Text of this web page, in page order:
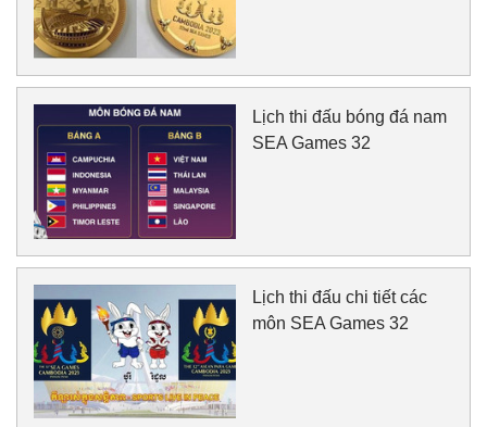
Lịch thi đấu bóng đá nam
SEA Games 32
Lịch thi đấu chi tiết các
môn SEA Games 32